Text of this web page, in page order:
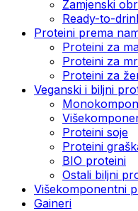
Zamjenski
Ready-to-
Proteini prema
Proteini za
Proteini za
Proteini za
Veganski i biljni
Proteini soje
Proteini
BIO proteini
Ostali biljni
Višekomponentni
Gaineri